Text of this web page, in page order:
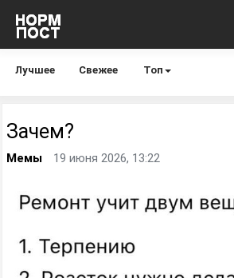
Лучшее Свежее Топ
Зачем?
Мемы 19 июня 2026, 13:22